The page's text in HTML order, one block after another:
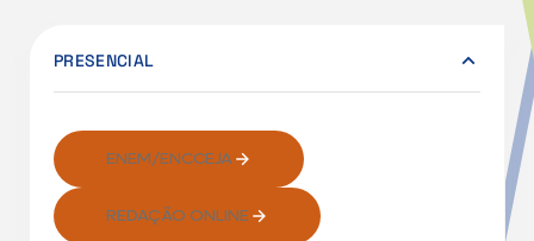
PRESENCIAL
ENEM/ENCCEJA
REDAÇÃO ONLINE